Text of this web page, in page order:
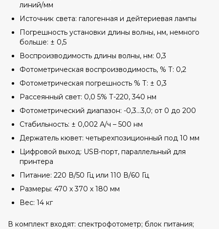
линий/мм
Источник света: галогенная и дейтериевая лампы
Погрешность установки длины волны, нм, немного
больше: ± 0,5
Воспроизводимость длины волны, нм: 0,3
Фотометрическая воспроизводимость, % Т: 0,2
Фотометрическая погрешность % Т: ± 0,3
Рассеянный свет: 0,0 5% Т-220, 340 нм
Фотометрический диапазон: -0,3…3,0; от 0 до 200
Стабильность: ± 0,002 А/ч – 500 нм
Держатель кювет: четырехпозиционный под 10 мм
Цифровой выход: USB-порт, параллельный для
принтера
Питание: 220 В/50 Гц или 110 В/60 Гц
Размеры: 470 х 370 х 180 мм
Вес: 14 кг
В комплект входят: спектрофотометр; блок питания;